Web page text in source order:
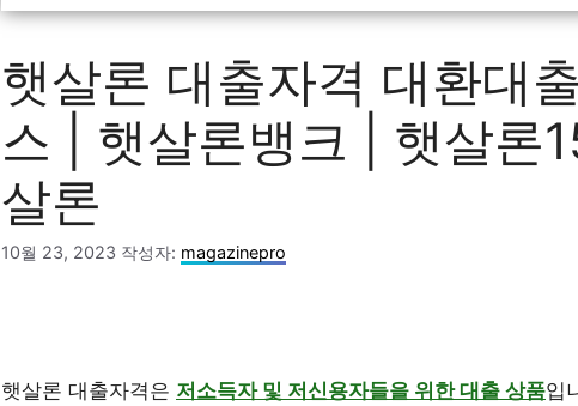
햇살론 대출자격 대환대
스 | 햇살론뱅크 | 햇살론
살론
10월 23, 2023 작성자: magazinepro
햇살론 대출자격은 저소득자 및 저신용자들을 위한 대출 상품입